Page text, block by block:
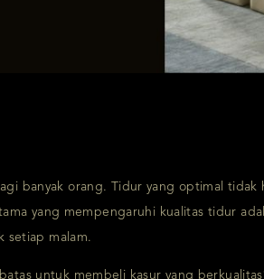
banyak orang. Tidur yang optimal
yang mempengaruhi kualitas tidur
setiap malam.
untuk membeli kasur yang